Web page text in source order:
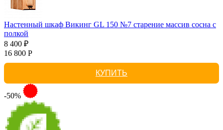
Настенный шкаф Викинг GL 150 №7 старение массив сосна с
полкой
8 400 ₽
16 800 Р
КУПИТЬ
-50%